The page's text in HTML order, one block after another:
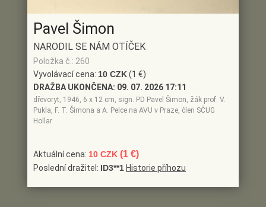
Pavel Šimon
NARODIL SE NÁM OTÍČEK
Položka č.: 260
Vyvolávací cena: 10 CZK(1 €)
DRAŽBA UKONČENA: 09. 07. 2026 17:11
dřevoryt, 1946, 6 x 12 cm, sign. PD Pavel Šimon, žák prof. V.
Pukla, F. T. Šimona a A. Pelce na AVU v Praze, člen SČUG
Hollar
Aktuální cena: 10 CZK (1 €)
Poslední dražitel: ID3**1 Historie příhozu